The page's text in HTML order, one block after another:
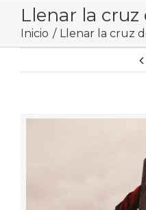
Llenar la cruz
Inicio Llenar la cruz